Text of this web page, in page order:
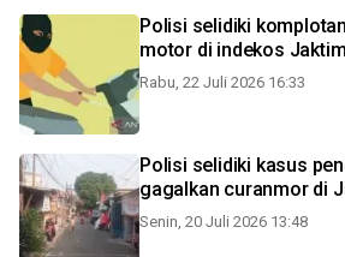
Polisi selidiki
motor di indekos Jaktim
Rabu, 22 Juli 2026 16:33
Polisi selidiki kasus
gagalkan curanmor di
Senin, 20 Juli 2026 13:48